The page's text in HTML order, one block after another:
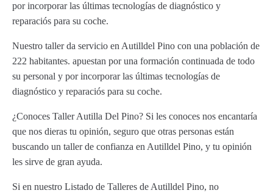
por incorporar las últimas tecnologías de diagnóstico y
reparaciós para su coche.
Nuestro taller da servicio en Autilldel Pino con una población de
222 habitantes. apuestan por una formación continuada de todo
su personal y por incorporar las últimas tecnologías de
diagnóstico y reparaciós para su coche.
¿Conoces Taller Autilla Del Pino? Si les conoces nos encantaría
que nos dieras tu opinión, seguro que otras personas están
buscando un taller de confianza en Autilldel Pino, y tu opinión
les sirve de gran ayuda.
Si en nuestro Listado de Talleres de Autilldel Pino, no